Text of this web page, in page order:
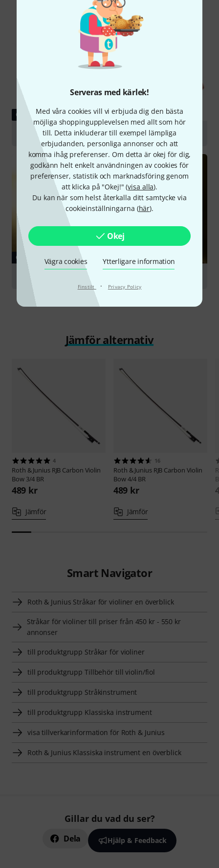
Serveras med kärlek!
Med våra cookies vill vi erbjuda dig den bästa
möjliga shoppingupplevelsen med allt som hör
till. Detta inkluderar till exempel lämpliga
erbjudanden, personliga annonser och att
komma ihåg preferenser. Om detta är okej för dig,
godkänn helt enkelt användningen av cookies för
preferenser, statistik och marknadsföring genom
att klicka på "Okej!" (visa alla).
Du kan när som helst återkalla ditt samtycke via
cookieinställningarna (här).
Okej
Vägra cookies Ytterligare information
Finstilt · Privacy Policy
GUIDE
Violas
GUIDE
Bows for String Instruments
Jämför alternativ
4
Roth & Junius RJB Carbon Violin
Bow 3/4 BR
489 kr
Jämför
16
Roth & Junius RJB Carbon Violin
Bow 4/4 BR
489 kr
Jämför
Smart Navigator
Roth & Junius Stråkar för violiner en överblick
Stråkar för violiner till priser från 450 kr - 550 kr
annonser
till produktgrupp Stråkar för violiner
till produktgrupp Tillbehör till violin/fiol
till produktgrupp Stråkinstrument
till produktgrupp Klassiska instrument
visa tillverkarinformation för Roth & Junius
Roth & Junius Klassiska instrument en överblick
Gillar du vad du ser?
Dela Hjälp & Feedback